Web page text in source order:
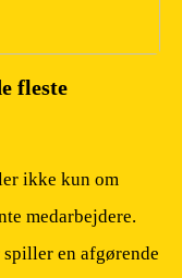
fleste
ikke kun om
medarbejdere.
en afgørende